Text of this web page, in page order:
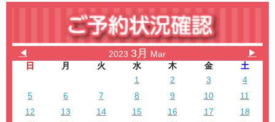
◀ 2023 3月 Mar
▶
日
月 火 水 木 金
土
1
2 3
4
5
6 7 8 9 10
11
12
13 14 15 16 17
18